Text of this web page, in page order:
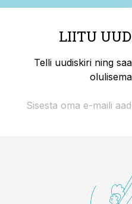
LIITU
Telli uudiskiri ning